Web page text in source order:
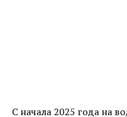
С начала 2025 года на